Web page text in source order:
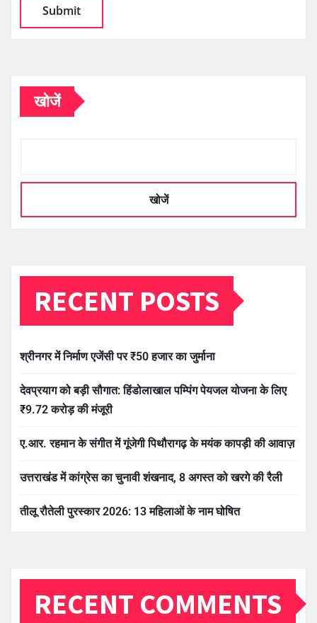
खोजें
खोजें
RECENT POSTS
श्रीनगर में निर्माण एजेंसी पर ₹50 हजार का जुर्माना
देवप्रयाग को बड़ी सौगात: हिंडोलाखाल पम्पिंग पेयजल योजना के लिए
₹9.72 करोड़ की मंजूरी
ए.आर. रहमान के संगीत में गूंजेगी पिथौरागढ़ के मयंक कापड़ी की आवाज़
उत्तराखंड में कांग्रेस का चुनावी शंखनाद, 8 अगस्त को खरगे की रैली
तीलू रौतेली पुरस्कार 2026: 13 महिलाओं के नाम घोषित
RECENT COMMENTS